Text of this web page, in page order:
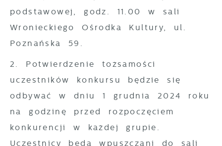
podstawowej, godz. 11.00 w sali
Wronieckiego Ośrodka Kultury, ul.
Poznańska 59.
2. Potwierdzenie tożsamości
uczestników konkursu będzie się
odbywać w dniu 1 grudnia 2024 roku
na godzinę przed rozpoczęciem
konkurencji w każdej grupie.
Uczestnicy będą wpuszczani do sali